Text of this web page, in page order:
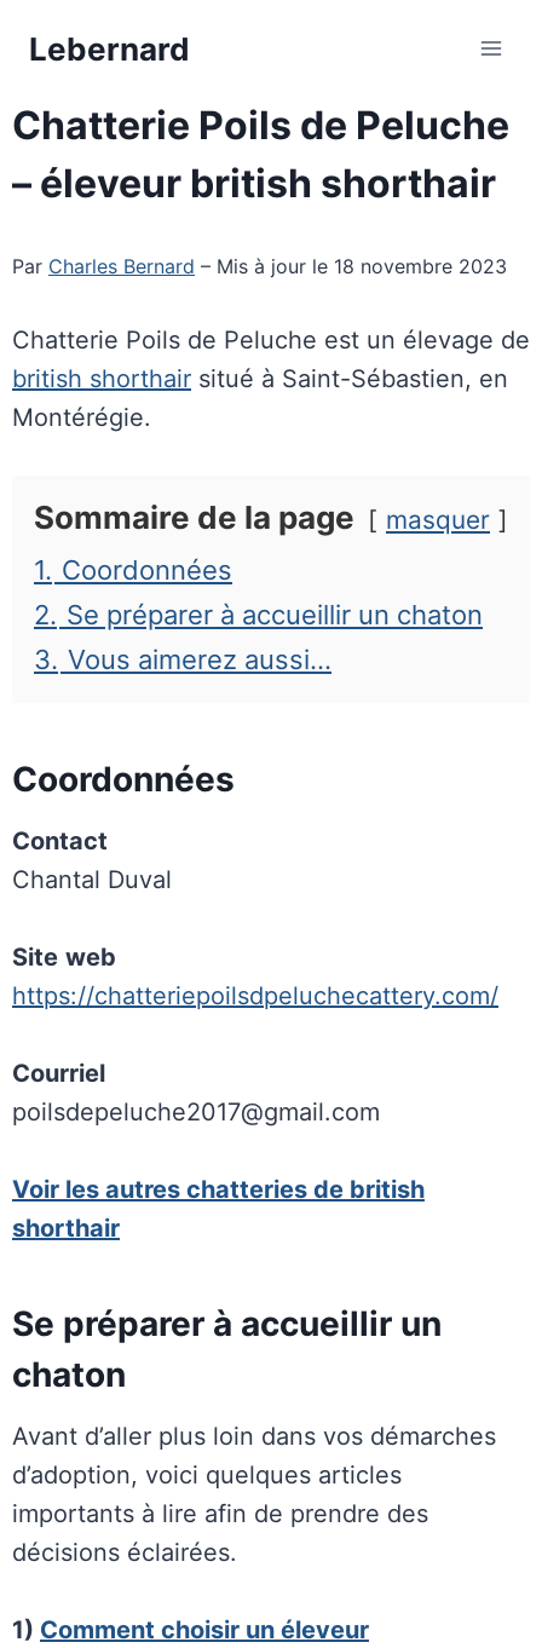
Lebernard
Chatterie Poils de Peluche
– éleveur british shorthair
Par Charles Bernard – Mis à jour le 18 novembre 2023
Chatterie Poils de Peluche est un élevage de
british shorthair situé à Saint-Sébastien, en
Montérégie.
Sommaire de la page masquer
1. Coordonnées
2. Se préparer à accueillir un chaton
3. Vous aimerez aussi…
Coordonnées
Contact
Chantal Duval
Site web
https://chatteriepoilsdpeluchecattery.com/
Courriel
poilsdepeluche2017@gmail.com
Voir les autres chatteries de british
shorthair
Se préparer à accueillir un
chaton
Avant d’aller plus loin dans vos démarches
d’adoption, voici quelques articles
importants à lire afin de prendre des
décisions éclairées.
1) Comment choisir un éleveur